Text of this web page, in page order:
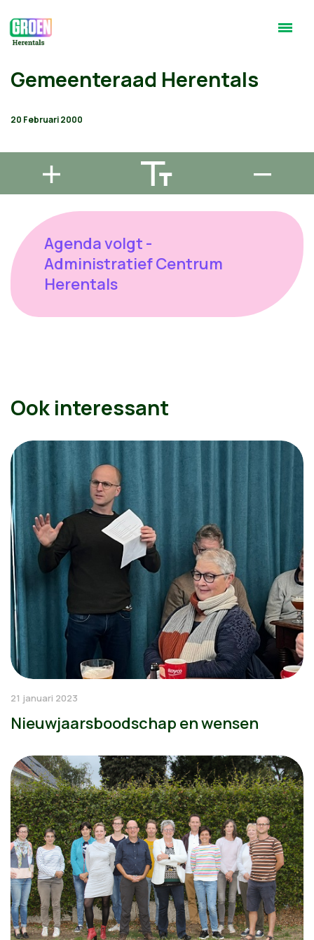
Gemeenteraad Herentals
20 Februari 2000
Agenda volgt -
Administratief Centrum
Herentals
Ook interessant
21 januari 2023
Nieuwjaarsboodschap en wensen